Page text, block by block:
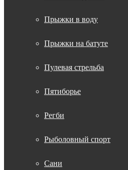
Прыжки в воду
Прыжки на батуте
Пулевая стрельба
Пятиборье
Регби
Рыболовный спорт
Сани